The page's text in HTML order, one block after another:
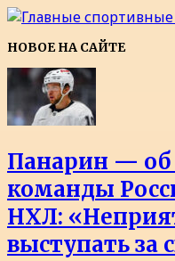
НОВОЕ НА САЙТЕ
Панарин — об
команды
НХЛ:
выступать за